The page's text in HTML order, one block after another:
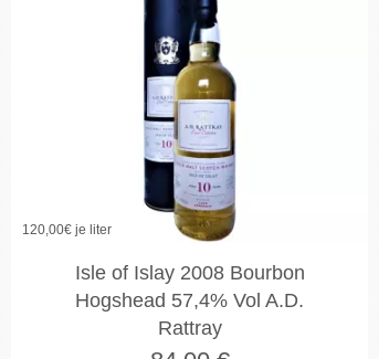
120,00€ je liter
Isle of Islay 2008 Bourbon
Hogshead 57,4% Vol A.D.
Rattray